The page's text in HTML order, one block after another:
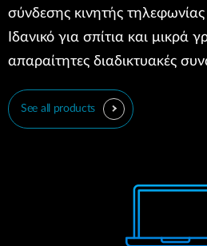
σύνδεσης κινητής
Ιδανικό για σπίτια και μικρά
απαραίτητες διαδικτυακές
See all products